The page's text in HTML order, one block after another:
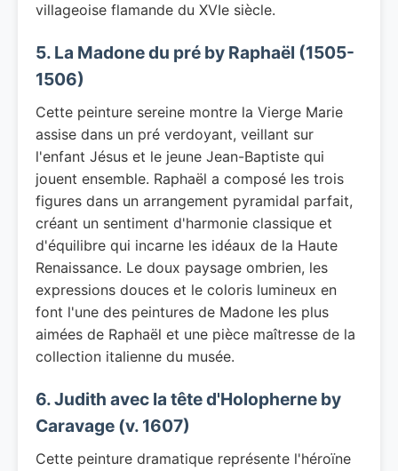
villageoise flamande du XVIe siècle.
5. La Madone du pré by Raphaël (1505-
1506)
Cette peinture sereine montre la Vierge Marie
assise dans un pré verdoyant, veillant sur
l'enfant Jésus et le jeune Jean-Baptiste qui
jouent ensemble. Raphaël a composé les trois
figures dans un arrangement pyramidal parfait,
créant un sentiment d'harmonie classique et
d'équilibre qui incarne les idéaux de la Haute
Renaissance. Le doux paysage ombrien, les
expressions douces et le coloris lumineux en
font l'une des peintures de Madone les plus
aimées de Raphaël et une pièce maîtresse de la
collection italienne du musée.
6. Judith avec la tête d'Holopherne by
Caravage (v. 1607)
Cette peinture dramatique représente l'héroïne